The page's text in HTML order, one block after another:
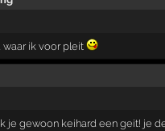
waar ik voor pleit
je gewoon keihard een geit! je